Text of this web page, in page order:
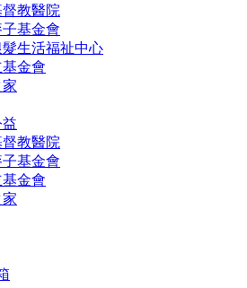
教醫院
基金會
生活福祉中心
金會
教醫院
基金會
金會